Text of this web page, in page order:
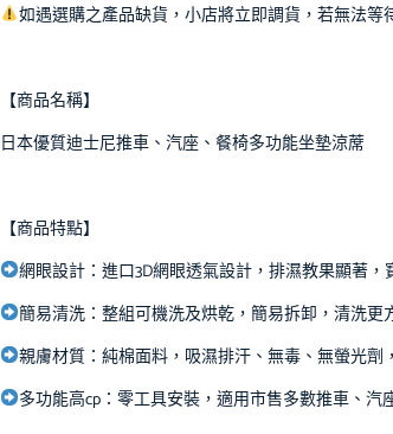
如遇選購之產品缺貨，小店將立即調貨，若無法等
【商品名稱】
日本優質迪士尼推車、汽座、餐椅多功能坐墊涼蓆
【商品特點】
網眼設計：進口3D網眼透氣設計，排濕教果顯著，
簡易清洗：整組可機洗及烘乾，簡易拆卸，清洗更
親膚材質：純棉面料，吸濕排汗、無毒、無螢光劑
多功能高cp：零工具安裝，適用市售多數推車、汽